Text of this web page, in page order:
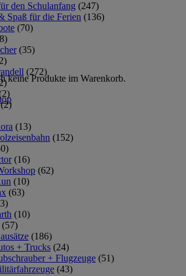
keine Produkte im Warenkorb.
den Schulanfang (247)
Spaß für die Ferien (136)
(70)
(35)
(272)
(2)
(13)
(152)
(16)
(62)
(10)
(63)
(10)
(57)
(186)
+ Trucks (24)
+ Flugzeuge (51)
(43)